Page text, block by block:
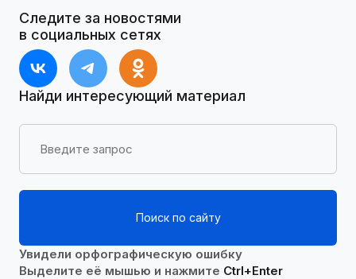
Следите за новостями
в социальных сетях
Найди интересующий материал
Поиск по сайту
Увидели орфографическую ошибку
Выделите её мышью и нажмите Ctrl+Enter